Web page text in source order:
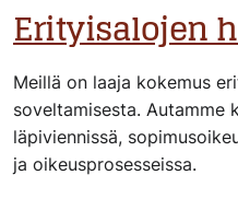
Erityisalojen
Meillä on laaja kokemus
soveltamisesta. Autamme
läpiviennissä,
ja oikeusprosesseissa.